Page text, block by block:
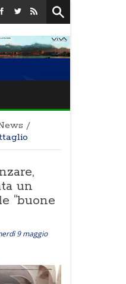
/
un
“buone
9 maggio